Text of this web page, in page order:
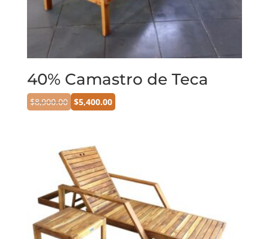
40% Camastro de Teca
$8,900.00 $5,400.00